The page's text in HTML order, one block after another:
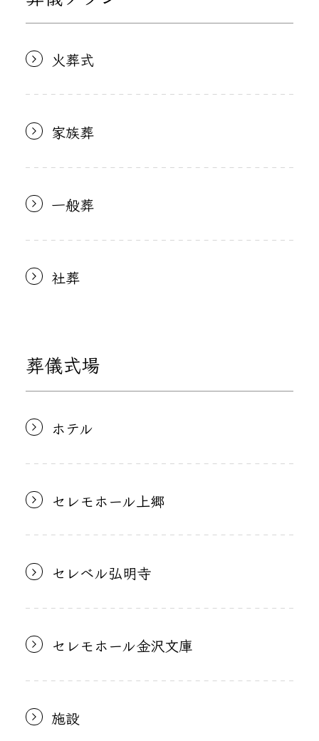
火葬式
家族葬
一般葬
社葬
葬儀式場
ホテル
セレモホール上郷
セレベル弘明寺
セレモホール金沢文庫
施設